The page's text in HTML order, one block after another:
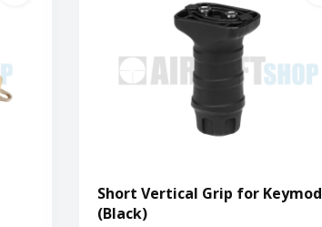
Short Vertical Grip for Keymod
(Black)